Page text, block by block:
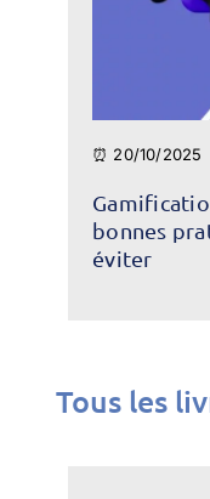
⏰ 20/10/2025
bonnes
éviter
Tous les